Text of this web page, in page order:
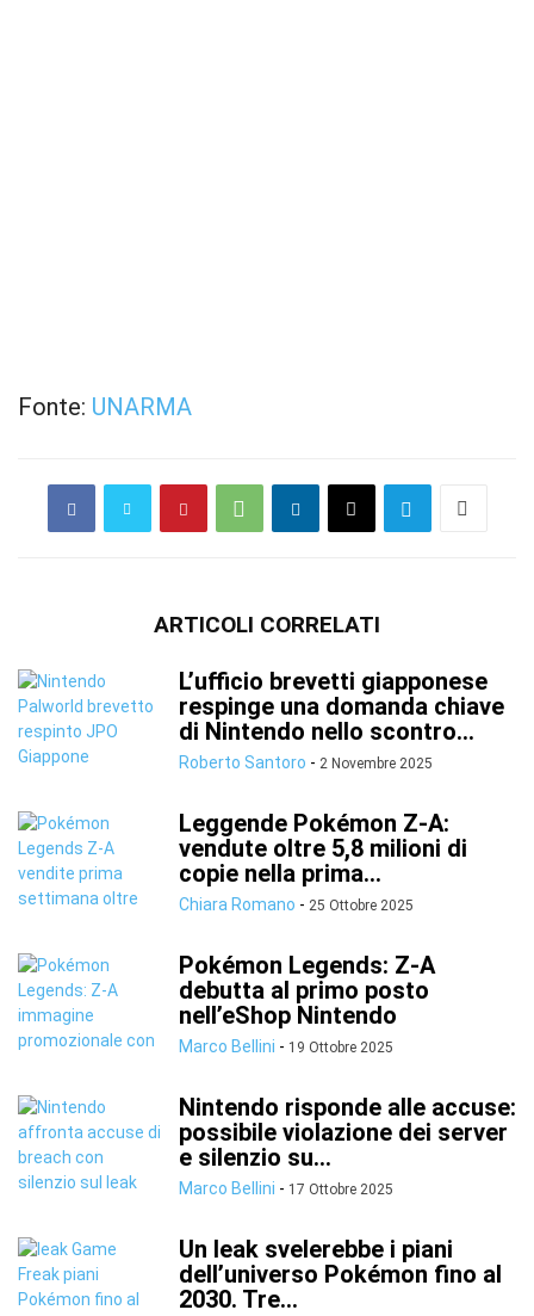
Fonte: UNARMA
ARTICOLI CORRELATI
L’ufficio brevetti giapponese
respinge una domanda chiave
di Nintendo nello scontro...
Roberto Santoro - 2 Novembre 2025
Leggende Pokémon Z-A:
vendute oltre 5,8 milioni di
copie nella prima...
Chiara Romano - 25 Ottobre 2025
Pokémon Legends: Z-A
debutta al primo posto
nell’eShop Nintendo
Marco Bellini - 19 Ottobre 2025
Nintendo risponde alle accuse:
possibile violazione dei server
e silenzio su...
Marco Bellini - 17 Ottobre 2025
Un leak svelerebbe i piani
dell’universo Pokémon fino al
2030. Tre...